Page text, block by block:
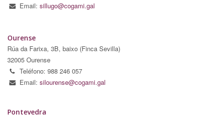
Email: sillugo@cogami.gal
Ourense
Rúa da Farixa, 3B, baixo (Finca Sevilla)
32005 Ourense
Teléfono: 988 246 057
Email: silourense@cogami.gal
Pontevedra